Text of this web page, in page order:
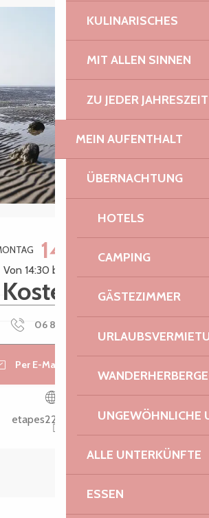
KULINARISCHES
MIT ALLEN SINNEN
ZU JEDER JAHRESZEIT
MEIN AUFENTHALT
ÜBERNACHTUNG
HOTELS
CAMPING
GÄSTEZIMMER
UNGEWÖHNLICHE
ALLE UNTERKÜNFTE
ESSEN
& Kontaktdaten
14.
Von 14:30 bis zu 16:30
Kostenlos
06 81 41 41
Per E-Mail kontaktieren
etapes22560.com